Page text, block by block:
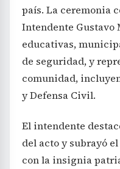
país. La ceremonia
Intendente Gustavo
educativas,
de seguridad, y
comunidad,
y Defensa Civil.
El intendente
del acto y subrayó
con la insignia